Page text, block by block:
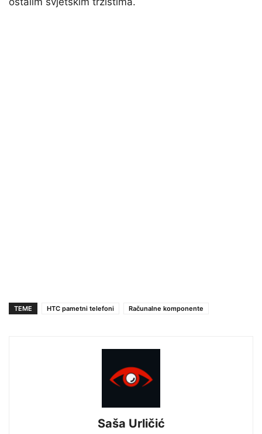
TEME HTC pametni telefoni Računalne komponente
Saša Urličić